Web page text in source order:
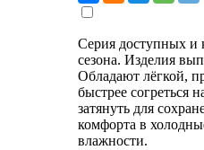
Серия доступных и
сезона. Изделия
Обладают лёгкой,
быстрее
затянуть для
комфорта в
влажности.